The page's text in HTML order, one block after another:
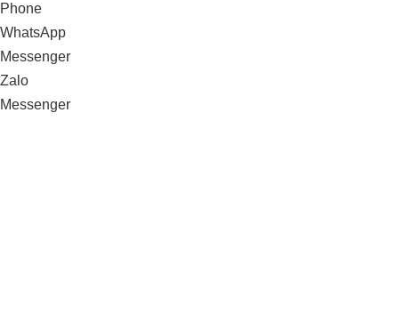
Phone
WhatsApp
Messenger
Zalo
Messenger